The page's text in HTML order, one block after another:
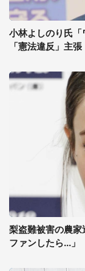
小林よしのり氏
「憲法違反」主張
梨盗難被害の農
ファンしたら...」